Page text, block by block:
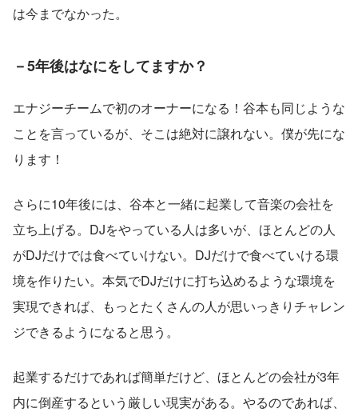
は今までなかった。
－5年後はなにをしてますか？
エナジーチームで初のオーナーになる！谷本も同じような
ことを言っているが、そこは絶対に譲れない。僕が先にな
ります！
さらに10年後には、谷本と一緒に起業して音楽の会社を
立ち上げる。DJをやっている人は多いが、ほとんどの人
がDJだけでは食べていけない。DJだけで食べていける環
境を作りたい。本気でDJだけに打ち込めるような環境を
実現できれば、もっとたくさんの人が思いっきりチャレン
ジできるようになると思う。
起業するだけであれば簡単だけど、ほとんどの会社が3年
内に倒産するという厳しい現実がある。やるのであれば、